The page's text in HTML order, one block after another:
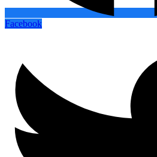
Facebook